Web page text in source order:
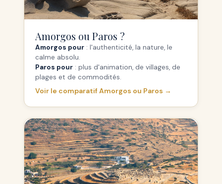
Amorgos ou Paros ?
Amorgos pour : l'authenticité, la nature, le
calme absolu.
Paros pour : plus d'animation, de villages, de
plages et de commodités.
Voir le comparatif Amorgos ou Paros →